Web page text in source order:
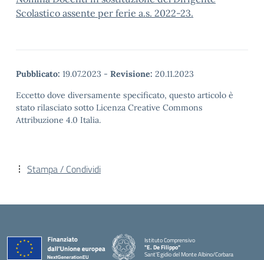
Scolastico assente per ferie a.s. 2022-23.
Pubblicato: 19.07.2023 - Revisione: 20.11.2023
Eccetto dove diversamente specificato, questo articolo è
stato rilasciato sotto Licenza Creative Commons
Attribuzione 4.0 Italia.
Stampa / Condividi
Istituto Comprensivo
"E. De Filippo"
Sant'Egidio del Monte Albino/Corbara